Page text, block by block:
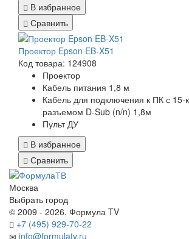
В избранное
Сравнить
Проектор Epson EB-X51
Код товара: 124908
Проектор
Кабель питания 1,8 м
Кабель для подключения к ПК с 15-
разъемом D-Sub (n/n) 1,8м
Пульт ДУ
В избранное
Сравнить
Москва
Выбрать город
© 2009 - 2026. Формула TV
+7 (495) 929-70-22
info@formulatv.ru